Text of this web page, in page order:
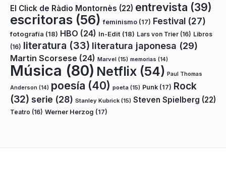
El Click de Ràdio Montornès (22) entrevista (39)
escritoras (56) feminismo (17) Festival (27)
fotografía (18) HBO (24) In-Edit (18) Lars von Trier (16) Libros
(16) literatura (33) literatura japonesa (29)
Martin Scorsese (24) Marvel (15) memorias (14)
Música (80) Netflix (54) Paul Thomas
Anderson (14) poesía (40) poeta (15) Punk (17) Rock
(32) serie (28) Stanley Kubrick (15) Steven Spielberg (22)
Teatro (16) Werner Herzog (17)